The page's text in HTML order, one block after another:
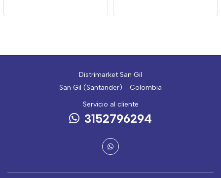
Distrimarket San Gil
San Gil (Santander) - Colombia
Servicio al cliente
3152796294